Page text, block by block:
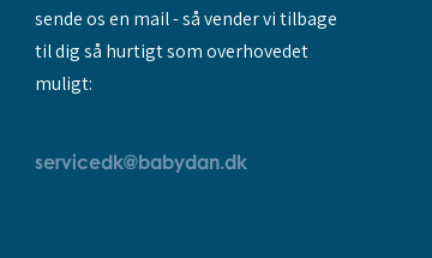
sende os en mail - så vender vi tilbage
til dig så hurtigt som overhovedet
muligt:
servicedk@babydan.dk